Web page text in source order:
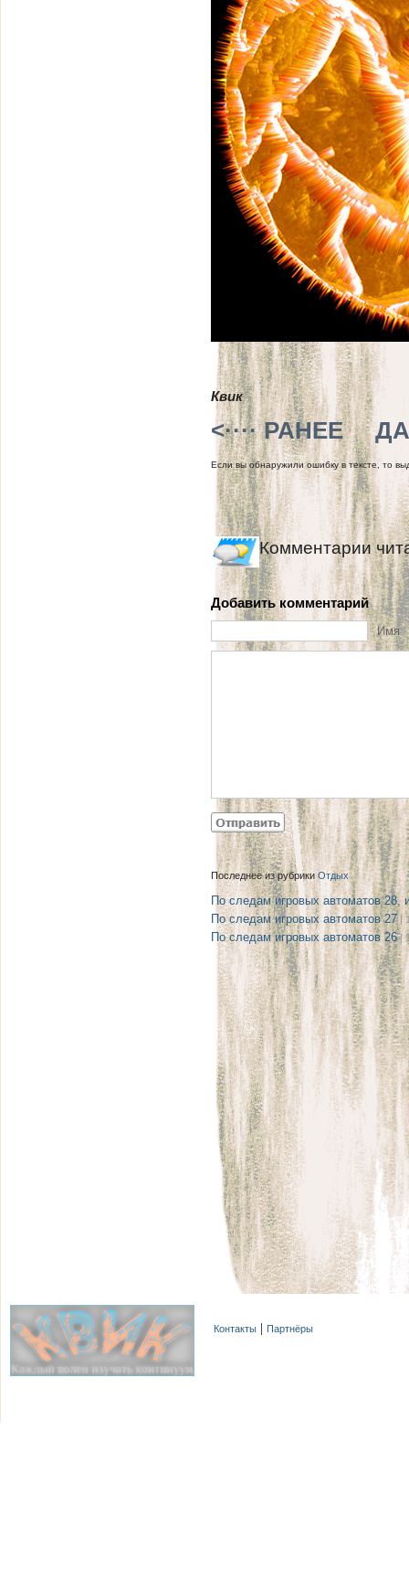
Квик
<···· РАНЕЕ
Если вы обнаружили ошибку в тексте, то
Комментарии
Добавить комментарий
Имя
Последнее из рубрикиОтдых
По следам игровых автоматов
По следам игровых автоматов 27|
По следам игровых автоматов 26|
Контакты Партнёры